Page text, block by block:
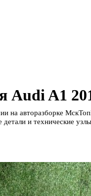
Audi A1
на авторазборке
и технические